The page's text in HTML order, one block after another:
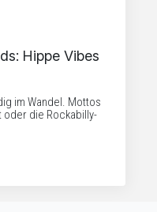
Hippe Vibes
im Wandel. Mottos
die Rockabilly-